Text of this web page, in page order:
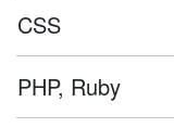
CSS
PHP, Ruby